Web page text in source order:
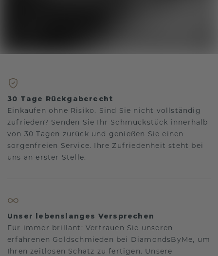
30 Tage Rückgaberecht
Einkaufen ohne Risiko. Sind Sie nicht vollständig
zufrieden? Senden Sie Ihr Schmuckstück innerhalb
von 30 Tagen zurück und genießen Sie einen
sorgenfreien Service. Ihre Zufriedenheit steht bei
uns an erster Stelle.
Unser lebenslanges Versprechen
Für immer brillant: Vertrauen Sie unseren
erfahrenen Goldschmieden bei DiamondsByMe, um
Ihren zeitlosen Schatz zu fertigen. Unsere